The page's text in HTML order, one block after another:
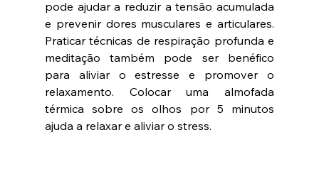
pode ajudar a reduzir a tensão acumulada
e prevenir dores musculares e articulares.
Praticar técnicas de respiração profunda e
meditação também pode ser benéfico
para aliviar o estresse e promover o
relaxamento. Colocar uma almofada
térmica sobre os olhos por 5 minutos
ajuda a relaxar e aliviar o stress.